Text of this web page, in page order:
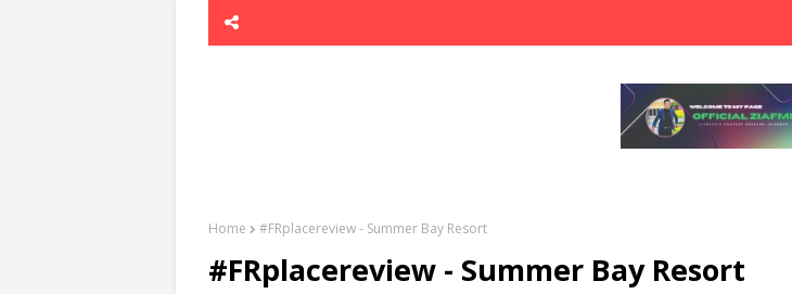
Home #FRplacereview - Summer Bay Resort
#FRplacereview - Summer Bay Resort